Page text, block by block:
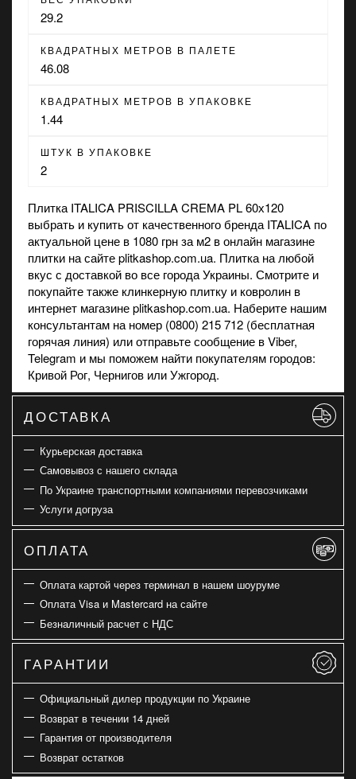
29.2
КВАДРАТНЫХ МЕТРОВ В ПАЛЕТЕ
46.08
КВАДРАТНЫХ МЕТРОВ В УПАКОВКЕ
1.44
ШТУК В УПАКОВКЕ
2
Плитка ITALICA PRISCILLA CREMA PL 60х120
выбрать и купить от качественного бренда ITALICA по
актуальной цене в 1080 грн за м2 вонлайн магазине
плитки на сайте plitkashop.com.ua. Плитка на любой
вкус с доставкой во все города Украины. Смотрите и
покупайте также клинкерную плитку и ковролин в
интернет магазине plitkashop.com.ua. Наберите нашим
консультантам на номер (0800) 215 712 (бесплатная
горячая линия) или отправьте сообщение вViber,
Telegram и мы поможем найти покупателям городов:
Кривой Рог, Чернигов или Ужгород.
ДОСТАВКА
Курьерская доставка
Самовывоз с нашего склада
По Украине транспортными компаниями перевозчиками
Услуги догруза
ОПЛАТА
Оплата картой через терминал в нашем шоуруме
Оплата Visa и Mastercard на сайте
Безналичный расчет с НДС
ГАРАНТИИ
Официальный дилер продукции по Украине
Возврат в течении 14 дней
Гарантия от производителя
Возврат остатков